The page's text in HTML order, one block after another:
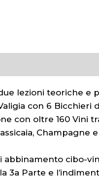
lezioni teoriche e
con 6 Bicchieri
con oltre 160 Vini
Champagne
abbinamento cibo-
3a Parte e